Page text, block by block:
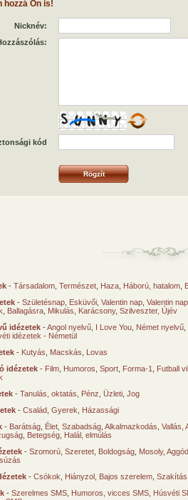
hozzá Ön is!
Nicknév:
kód
- Társadalom Természet Haza Háború, hatalom
- Születésnap Esküvői Valentin nap Valentin
Ballagásra Mikulás Karácsony, Szilveszter, Újév
idézetek -Angol nyelvű I Love You Német nyelvű
idézetek - Németül
- Kutyás Macskás
Lovas
idézetek - Film Humoros Sport Forma-1 Futball
- Tanulás, oktatás Pénz Üzleti Jog
- Család Gyerek
Házassági
- Barátság Élet Szabadság Alkalmazkodás Vallás
Betegség Halál, elmúlás
- Szomorú Szeretet Boldogság Mosoly,
- Csókok Hiányzol Bajos szerelem Szakítás
- Szerelmes SMS Humoros, vicces SMS Húsvéti